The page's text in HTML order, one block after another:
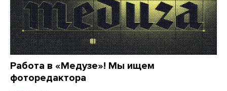
Работа в «Медузе»! Мы ищем
фоторедактора